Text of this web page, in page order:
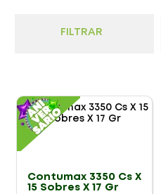
FILTRAR
Contumax 3350 Cs X
15 Sobres X 17 Gr